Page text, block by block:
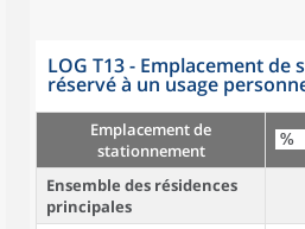
LOG T13 - Emplacement
réservé à un usage
Emplacement de
stationnement
Ensemble des résidences
principales